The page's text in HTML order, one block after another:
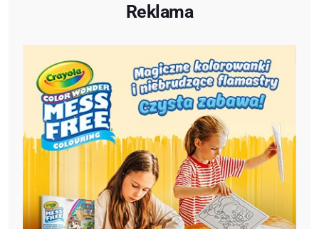
Reklama